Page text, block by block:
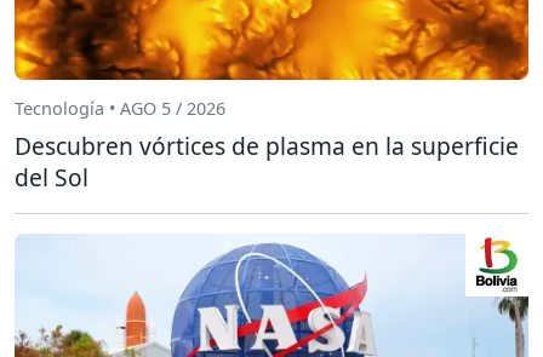
Tecnología • AGO 5 / 2026
Descubren vórtices de plasma en la superficie
del Sol